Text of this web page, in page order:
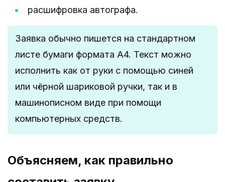
расшифровка автографа.
Заявка обычно пишется на стандартном
листе бумаги формата А4. Текст можно
исполнить как от руки с помощью синей
или чёрной шариковой ручки, так и в
машинописном виде при помощи
компьютерных средств.
Объясняем, как правильно